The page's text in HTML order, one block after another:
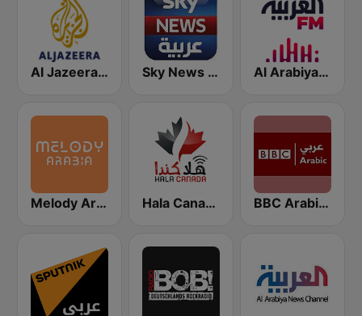
Al Jazeera Arabic (قناة الجزيرة) Sky News Arabia (سكاي نيوز عربية) Al Arabiya (العربية FM)
Melody Arabia Hala Canada - هلا كندا BBC Arabic (إذاعة بي بي سي العربية)